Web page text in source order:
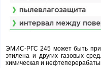
ЭМИС-РГС 245 может быть
этилена и других газовых
химическая и